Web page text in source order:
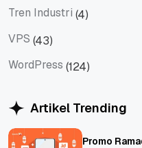
Tren Industri (4)
VPS (43)
WordPress (124)
Artikel Trending
Promo